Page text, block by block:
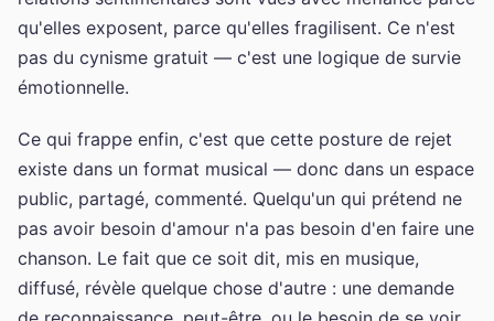
qu'elles exposent, parce qu'elles fragilisent. Ce n'est
pas du cynisme gratuit — c'est une logique de survie
émotionnelle.
Ce qui frappe enfin, c'est que cette posture de rejet
existe dans un format musical — donc dans un espace
public, partagé, commenté. Quelqu'un qui prétend ne
pas avoir besoin d'amour n'a pas besoin d'en faire une
chanson. Le fait que ce soit dit, mis en musique,
diffusé, révèle quelque chose d'autre : une demande